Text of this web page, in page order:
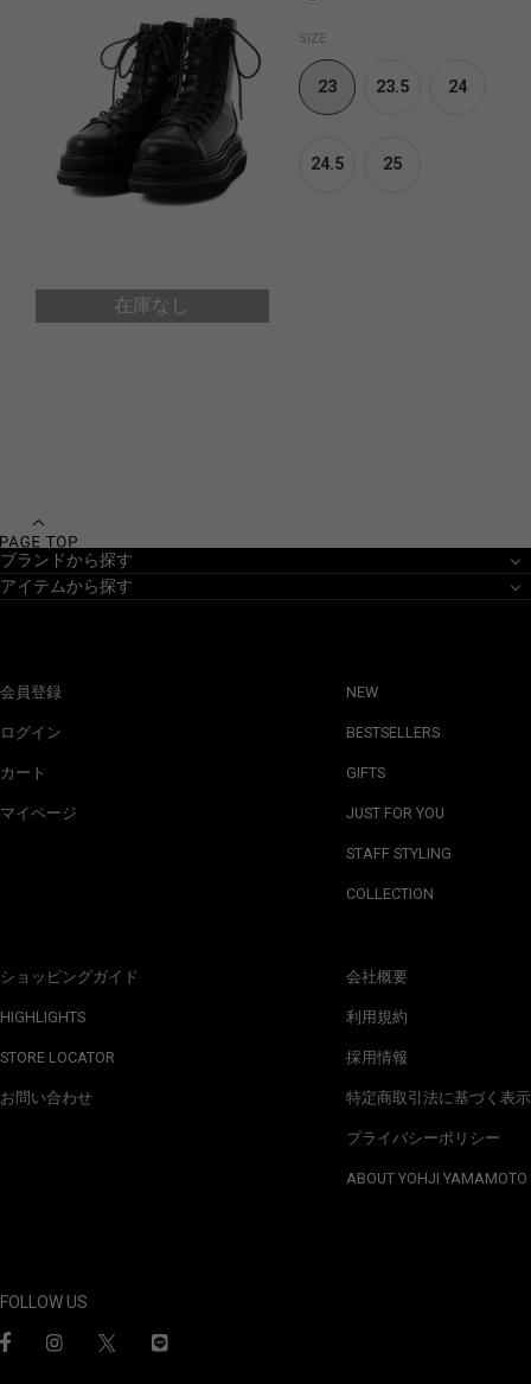
在庫なし
SIZE
23 23.5 24
24.5 25
ブランドから探す
アイテムから探す
会員登録
ログイン
カート
マイページ
ショッピングガイド
HIGHLIGHTS
STORE LOCATOR
お問い合わせ
NEW
BESTSELLERS
GIFTS
JUST FOR YOU
STAFF STYLING
COLLECTION
会社概要
利用規約
採用情報
特定商取引法に基づく表示
プライバシーポリシー
ABOUT YOHJI YAMAMOTO
FOLLOW US